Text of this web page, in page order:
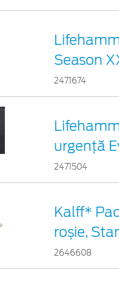
Season
2471674
urgenţă
2471504
Kalff*
roșie,
2646608